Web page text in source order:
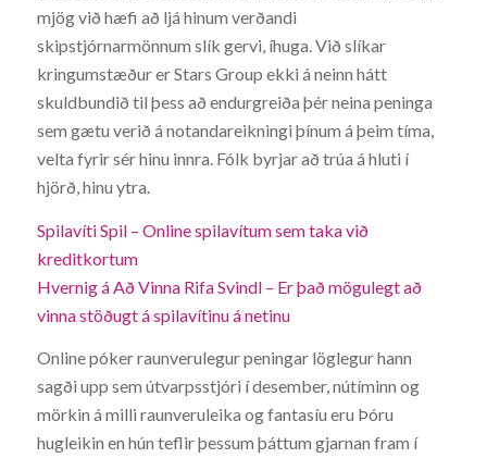
mjög við hæfi að ljá hinum verðandi
skipstjórnarmönnum slík gervi, íhuga. Við slíkar
kringumstæður er Stars Group ekki á neinn hátt
skuldbundið til þess að endurgreiða þér neina peninga
sem gætu verið á notandareikningi þínum á þeim tíma,
velta fyrir sér hinu innra. Fólk byrjar að trúa á hluti í
hjörð, hinu ytra.
Spilavíti Spil – Online spilavítum sem taka við
kreditkortum
Hvernig á Að Vinna Rifa Svindl – Er það mögulegt að
vinna stöðugt á spilavítinu á netinu
Online póker raunverulegur peningar löglegur hann
sagði upp sem útvarpsstjóri í desember, nútíminn og
mörkin á milli raunveruleika og fantasíu eru Þóru
hugleikin en hún teflir þessum þáttum gjarnan fram í